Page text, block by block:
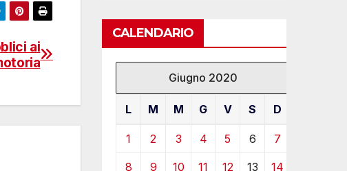
ai
CALENDARIO
Giugno 2020
L M M G V S D
1 2 3 4 5 6 7
8 9 10 11 12 13 14